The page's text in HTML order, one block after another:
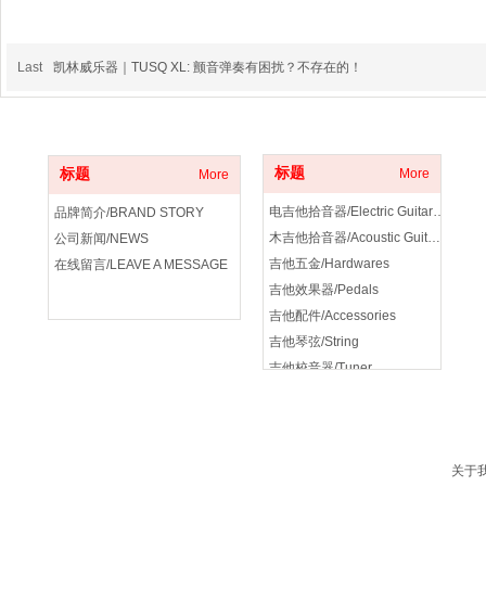
Last 凯林威乐器｜TUSQ XL: 颤音弹奏有困扰？不存在的！
标题 More
品牌简介/BRAND STORY
公司新闻/NEWS
在线留言/LEAVE A MESSAGE
标题 More
电吉他拾音器/Electric Guitar Pickup
木吉他拾音器/Acoustic Guitar Pickup
吉他五金/Hardwares
吉他效果器/Pedals
吉他配件/Accessories
吉他琴弦/String
吉他校音器/Tuner
关于